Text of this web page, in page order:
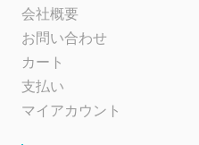
会社概要
お問い合わせ
カート
支払い
マイアカウント